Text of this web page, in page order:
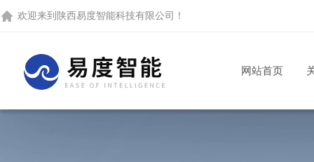
欢迎来到 陕西易度智能科技有限公司 ！
网站首页